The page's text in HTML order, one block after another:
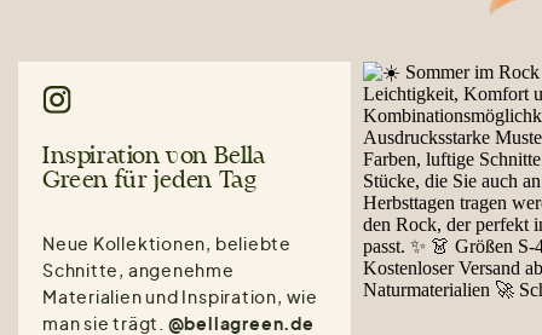
Inspiration von Bella
Green für jeden Tag
Neue Kollektionen, beliebte
Schnitte, angenehme
Materialien und Inspiration, wie
man sie trägt. @bellagreen.de